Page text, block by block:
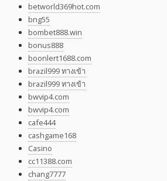
betworld369hot.com
bng55
bombet888.win
bonus888
boonlert1688.com
brazil999 ทางเข้า
brazil999 ทางเข้า
bwvip4.com
bwvip4.com
cafe444
cashgame168
Casino
cc11388.com
chang7777